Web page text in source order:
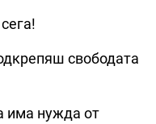
свободата
има нужда от